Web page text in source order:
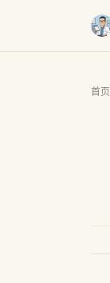
首页